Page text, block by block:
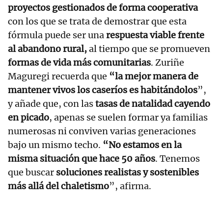
proyectos gestionados de forma cooperativa
con los que se trata de demostrar que esta
fórmula puede ser unarespuesta viable frente
al abandono rural,al tiempo que se promueven
formas de vida más comunitarias. Zuriñe
Maguregi recuerda que “la mejor manera de
mantener vivos los caseríos es habitándolos”,
y añade que, con lastasas de natalidad cayendo
en picado, apenas se suelen formar ya familias
numerosas ni conviven varias generaciones
bajo un mismo techo. “No estamos en la
misma situación que hace 50 años. Tenemos
que buscar soluciones realistas y sostenibles
más allá del chaletismo”, afirma.